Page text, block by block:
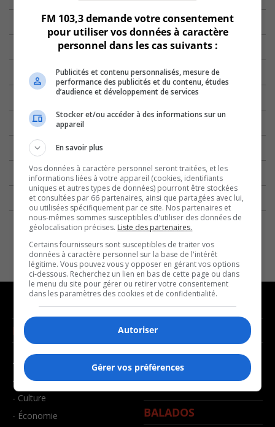
NOUVELLES
- Affaires municipales
- Communauté / Social
- Culture
- Économie
MUSIQUE
- Décompte franco
- Joué récemment
BALADOS
FM 103,3 demande votre consentement
pour utiliser vos données à caractère
personnel dans les cas suivants :
Publicités et contenu personnalisés, mesure de
performance des publicités et du contenu, études
d’audience et développement de services
Stocker et/ou accéder à des informations sur un
appareil
En savoir plus
Vos données à caractère personnel seront traitées, et les
informations liées à votre appareil (cookies, identifiants
uniques et autres types de données) pourront être stockées
et consultées par 66 partenaires, ainsi que partagées avec lui,
ou utilisées spécifiquement par ce site. Nos partenaires et
nous-mêmes sommes susceptibles d'utiliser des données de
géolocalisation précises. Liste des partenaires.
Certains fournisseurs sont susceptibles de traiter vos
données à caractère personnel sur la base de l'intérêt
légitime. Vous pouvez vous y opposer en gérant vos options
ci-dessous. Recherchez un lien en bas de cette page ou dans
le menu du site pour gérer ou retirer votre consentement
dans les paramètres des cookies et de confidentialité.
Autoriser
Gérer vos préférences